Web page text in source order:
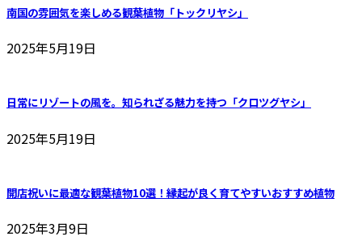
南国の雰囲気を楽しめる観葉植物「トックリヤシ」
2025年5月19日
日常にリゾートの風を。知られざる魅力を持つ「クロツグヤシ」
2025年5月19日
開店祝いに最適な観葉植物10選！縁起が良く育てやすいおすすめ植物
2025年3月9日